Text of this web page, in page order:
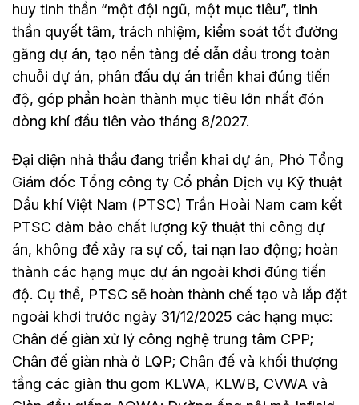
huy tinh thần “một đội ngũ, một mục tiêu”, tinh
thần quyết tâm, trách nhiệm, kiểm soát tốt đường
găng dự án, tạo nền tàng để dẫn đầu trong toàn
chuỗi dự án, phân đấu dự án triển khai đúng tiến
độ, góp phần hoàn thành mục tiêu lớn nhất đón
dòng khí đầu tiên vào tháng 8/2027.
Đại diện nhà thầu đang triển khai dự án, Phó Tổng
Giám đốc Tổng công ty Cổ phần Dịch vụ Kỹ thuật
Dầu khí Việt Nam (PTSC) Trần Hoài Nam cam kết
PTSC đảm bảo chất lượng kỹ thuật thi công dự
án, không để xảy ra sự cố, tai nạn lao động; hoàn
thành các hạng mục dự án ngoài khơi đúng tiến
độ. Cụ thể, PTSC sẽ hoàn thành chế tạo và lắp đặt
ngoài khơi trước ngày 31/12/2025 các hạng mục:
Chân đế giàn xử lý công nghệ trung tâm CPP;
Chân đế giàn nhà ở LQP; Chân đế và khối thượng
tầng các giàn thu gom KLWA, KLWB, CVWA và